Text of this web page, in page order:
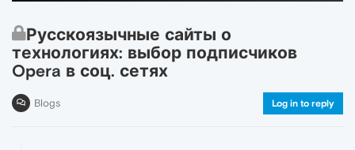
Русскоязычные сайты о
технологиях: выбор подписчиков
Opera в соц. сетях
Blogs Log in to reply